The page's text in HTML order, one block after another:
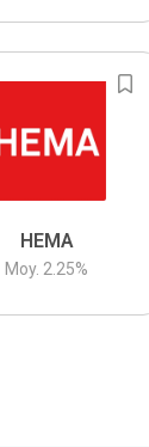
HEMA
Moy. 2.25%